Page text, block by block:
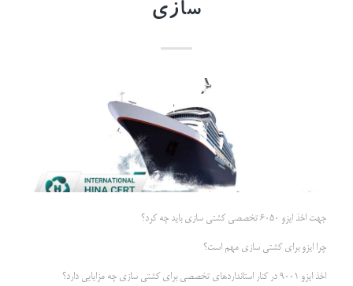
سازی
جهت اخذ ایزو 6050 تخصصی کشتی سازی باید چه کرد؟
چرا ایزو برای کشتی سازی مهم است؟
اخذ ایزو 9001 در کنار استانداردهای تخصصی برای کشتی سازی چه مزایایی دارد؟